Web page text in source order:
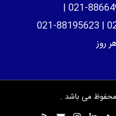
تلفن : 88664963-021 | 88664964-021 |